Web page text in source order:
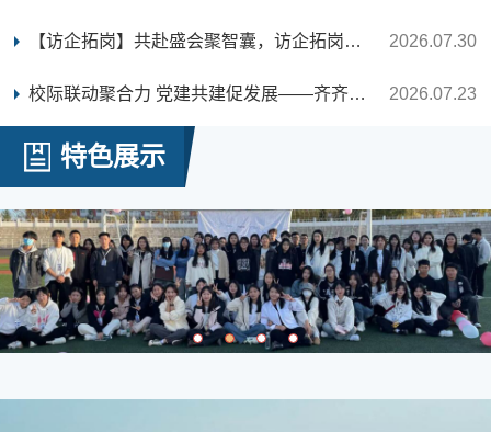
【访企拓岗】共赴盛会聚智囊，访企拓岗助远航——医学院副院... 2026.07.30
校际联动聚合力 党建共建促发展——齐齐哈尔工程学院医学院与... 2026.07.23
特色展示